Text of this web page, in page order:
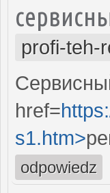
profi-teh-
href=
s1.htm>
odpowiedz